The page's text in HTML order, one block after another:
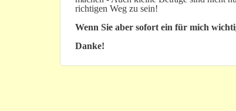
richtigen Weg zu sein!
Wenn Sie aber sofort ein für mich
Danke!